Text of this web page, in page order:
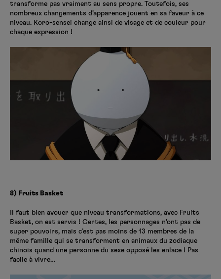
transforme pas vraiment au sens propre. Toutefois, ses
nombreux changements d’apparence jouent en sa faveur à ce
niveau. Koro-sensei change ainsi de visage et de couleur pour
chaque expression !
8) Fruits Basket
Il faut bien avouer que niveau transformations, avec Fruits
Basket, on est servis ! Certes, les personnages n’ont pas de
super pouvoirs, mais c’est pas moins de 13 membres de la
même famille qui se transforment en animaux du zodiaque
chinois quand une personne du sexe opposé les enlace ! Pas
facile à vivre…